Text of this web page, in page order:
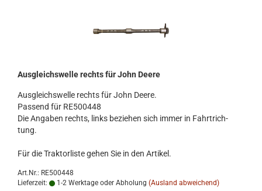
Aus­gleichs­wel­le rechts für John Deere
Aus­gleichs­wel­le rechts für John Deere.
Pas­send für RE500448
Die An­ga­ben rechts, links be­zie­hen sich immer in Fahrt­rich­
tung.
Für die Trak­tor­lis­te gehen Sie in den Ar­ti­kel.
Art.Nr.: RE500448
Lieferzeit:
1-2 Werktage oder Abholung (Ausland abweichend)